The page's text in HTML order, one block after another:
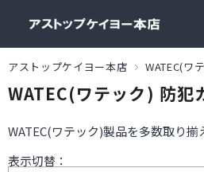
アストップケイヨー本店 WATEC(ワ
WATEC(ワテック) 防犯
WATEC(ワテック)製品を多数取り揃
表示切替：